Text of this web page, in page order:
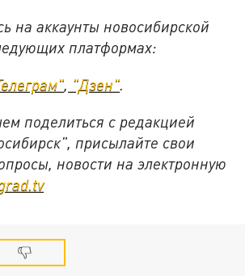
на аккаунты новосибирской
платформах:
, "Дзен".
поделиться с редакцией
присылайте свои
новости на электронную